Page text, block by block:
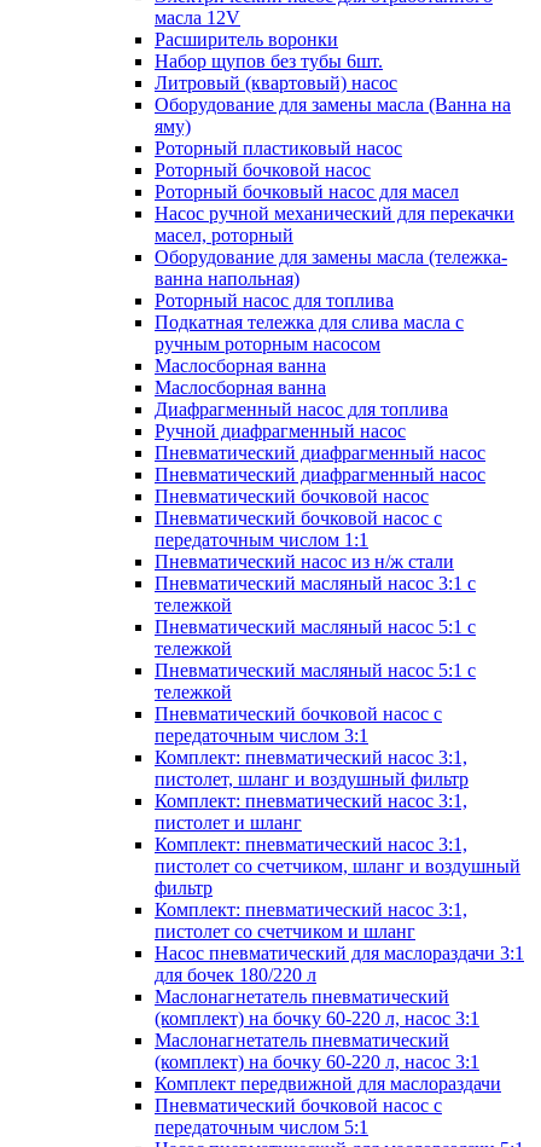
масла 12V
Расширитель воронки
Набор щупов без тубы 6шт.
Литровый (квартовый) насос
Оборудование для замены масла (Ванна на
яму)
Роторный пластиковый насос
Роторный бочковой насос
Роторный бочковый насос для масел
Насос ручной механический для перекачки
масел, роторный
Оборудование для замены масла (тележка-
ванна напольная)
Роторный насос для топлива
Подкатная тележка для слива масла с
ручным роторным насосом
Маслосборная ванна
Маслосборная ванна
Диафрагменный насос для топлива
Ручной диафрагменный насос
Пневматический диафрагменный насос
Пневматический диафрагменный насос
Пневматический бочковой насос
Пневматический бочковой насос с
передаточным числом 1:1
Пневматический насос из н/ж стали
Пневматический масляный насос 3:1 с
тележкой
Пневматический масляный насос 5:1 с
тележкой
Пневматический масляный насос 5:1 с
тележкой
Пневматический бочковой насос с
передаточным числом 3:1
Комплект: пневматический насос 3:1,
пистолет, шланг и воздушный фильтр
Комплект: пневматический насос 3:1,
пистолет и шланг
Комплект: пневматический насос 3:1,
пистолет со счетчиком, шланг и воздушный
фильтр
Комплект: пневматический насос 3:1,
пистолет со счетчиком и шланг
Насос пневматический для маслораздачи 3:1
для бочек 180/220 л
Маслонагнетатель пневматический
(комплект) на бочку 60-220 л, насос 3:1
Маслонагнетатель пневматический
(комплект) на бочку 60-220 л, насос 3:1
Комплект передвижной для маслораздачи
Пневматический бочковой насос с
передаточным числом 5:1